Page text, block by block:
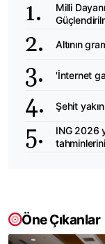
Milli
Altının
'İnternet
Şehit
ING 2026
Öne Çıkanlar